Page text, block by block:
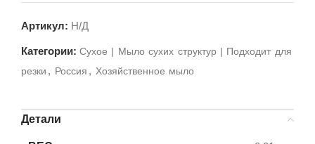
Артикул: Н/Д
Категории: Cухое | Мыло сухих структур | Подходит для
резки , Россия , Хозяйственное мыло
Детали